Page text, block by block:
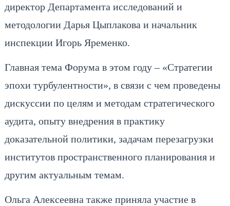
директор Департамента исследований и
методологии Дарья Цыплакова и начальник
инспекции Игорь Яременко.
Главная тема Форума в этом году – «Стратегии
эпохи турбулентности», в связи с чем проведены
дискуссии по целям и методам стратегического
аудита, опыту внедрения в практику
доказательной политики, задачам перезагрузки
институтов пространственного планирования и
другим актуальным темам.
Ольга Алексеевна также приняла участие в